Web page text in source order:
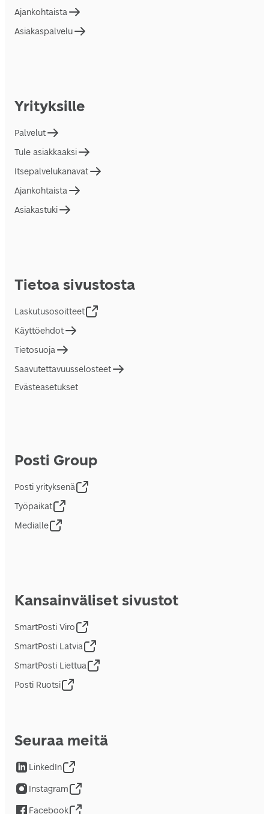
Ajankohtaista
Asiakaspalvelu
Yrityksille
Palvelut
Tule asiakkaaksi
Itsepalvelukanavat
Ajankohtaista
Asiakastuki
Tietoa sivustosta
Laskutusosoitteet
Käyttöehdot
Tietosuoja
Saavutettavuusselosteet
Evästeasetukset
Posti Group
Posti yrityksenä
Työpaikat
Medialle
Kansainväliset sivustot
SmartPosti Viro
SmartPosti Latvia
SmartPosti Liettua
Posti Ruotsi
Seuraa meitä
LinkedIn
Instagram
Facebook